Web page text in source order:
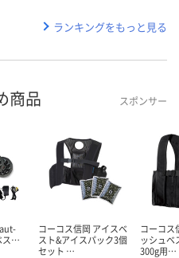
ランキングをもっと見る
商品 スポンサー
ス…
コーコス信岡 アイスベ
スト&アイスパック3個
セット …
コーコス
ッシュベ
300g用…